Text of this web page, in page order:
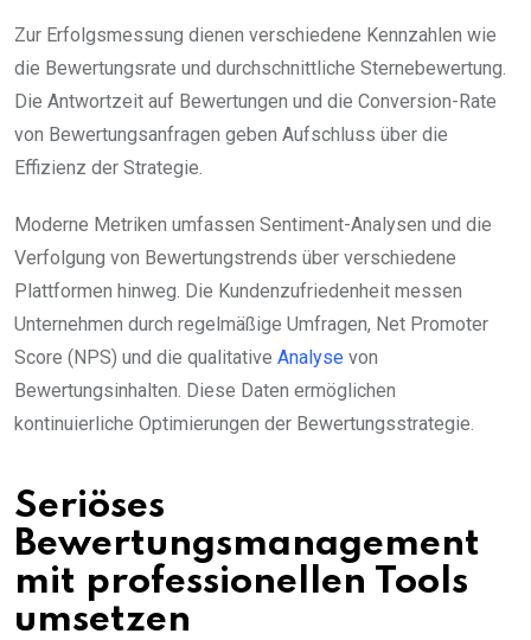
Zur Erfolgsmessung dienen verschiedene Kennzahlen wie
die Bewertungsrate und durchschnittliche Sternebewertung.
Die Antwortzeit auf Bewertungen und die Conversion-Rate
von Bewertungsanfragen geben Aufschluss über die
Effizienz der Strategie.
Moderne Metriken umfassen Sentiment-Analysen und die
Verfolgung von Bewertungstrends über verschiedene
Plattformen hinweg. Die Kundenzufriedenheit messen
Unternehmen durch regelmäßige Umfragen, Net Promoter
Score (NPS) und die qualitative Analyse von
Bewertungsinhalten. Diese Daten ermöglichen
kontinuierliche Optimierungen der Bewertungsstrategie.
Seriöses
Bewertungsmanagement
mit professionellen Tools
umsetzen